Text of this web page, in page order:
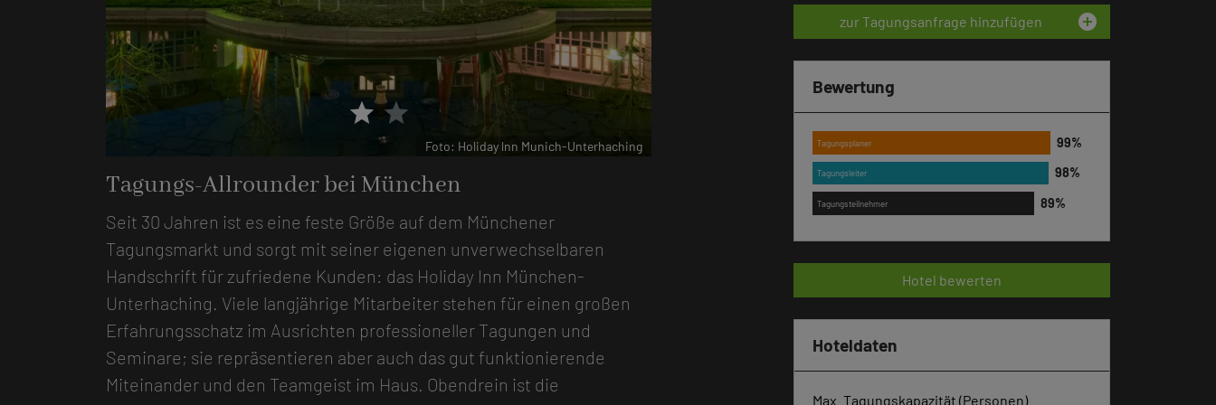
starstar
Foto: Holiday lnn Munich-Unterhaching
Tagungs-Allrounder bei München
Seit 30 Jahren ist es eine feste Größe auf dem Münchener
Tagungsmarkt und sorgt mit seiner eigenen unverwechselbaren
Handschrift für zufriedene Kunden: das Holiday Inn München-
Unterhaching. Viele langjährige Mitarbeiter stehen für einen großen
Erfahrungsschatz im Ausrichten professioneller Tagungen und
Seminare; sie repräsentieren aber auch das gut funktionierende
Miteinander und den Teamgeist im Haus. Obendrein ist die
zur Tagungsanfrage hinzufügen add_circle
Bewertung
Tagungsplaner
Tagungsleiter
Tagungsteilnehmer
Hotel bewerten
Hoteldaten
Max. Tagungskapazität (Personen)